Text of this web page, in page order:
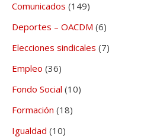
Comunicados (149)
Deportes – OACDM (6)
Elecciones sindicales (7)
Empleo (36)
Fondo Social (10)
Formación (18)
Igualdad (10)